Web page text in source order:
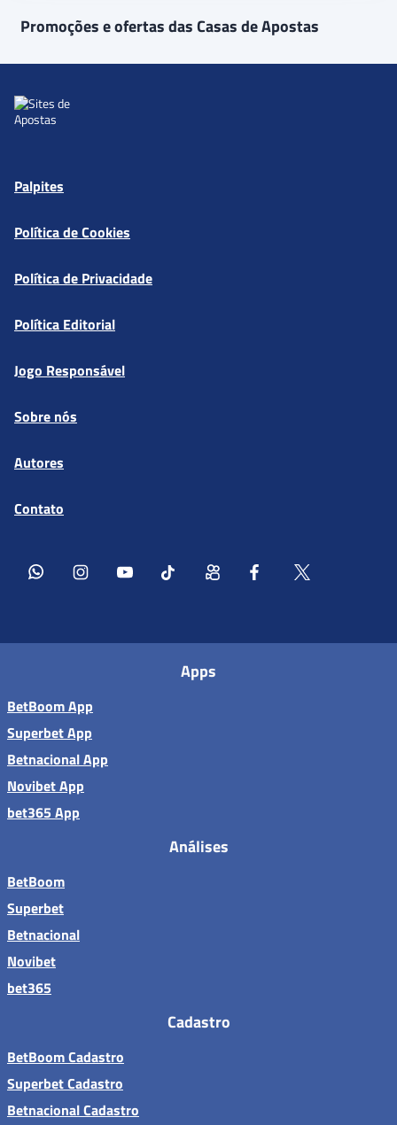
Promoções e ofertas das Casas de Apostas
Palpites
Política de Cookies
Política de Privacidade
Política Editorial
Jogo Responsável
Sobre nós
Autores
Contato
Apps
BetBoom App
Superbet App
Betnacional App
Novibet App
bet365 App
Análises
BetBoom
Superbet
Betnacional
Novibet
bet365
Cadastro
BetBoom Cadastro
Superbet Cadastro
Betnacional Cadastro